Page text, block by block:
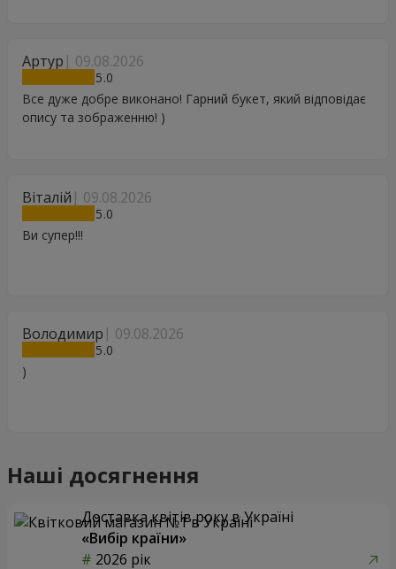
Артур 09.08.2026
5
Все дуже добре виконано! Гарний букет, який відповідає
опису та зображенню! )
Віталій 09.08.2026
5
Ви супер!!!
Володимир 09.08.2026
5
)
Наші досягнення
Доставка квітів року в Україні
«Вибір країни»
2026 рік